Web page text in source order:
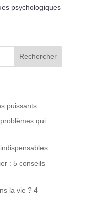
psychologiques
Rechercher
puissants
qui
: 5 conseils
la vie ? 4